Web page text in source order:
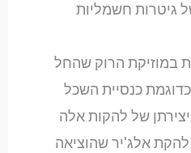
גיטרות חשמליות
במוזיקת הרוק שהחל
כנסיית השכל
של להקות אלה
אלג'יר שהוציאה